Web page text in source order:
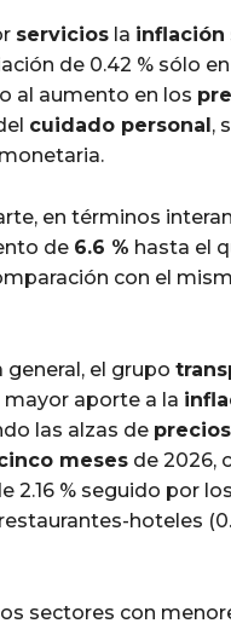
servicios la inflación
de 0.42 % sólo
al aumento en los
cuidado personal,
en términos
de 6.6 % hasta el
con el
general, el grupo
aporte a la
las alzas de precios
meses de 2026,
2.16 % seguido por
hoteles
sectores con